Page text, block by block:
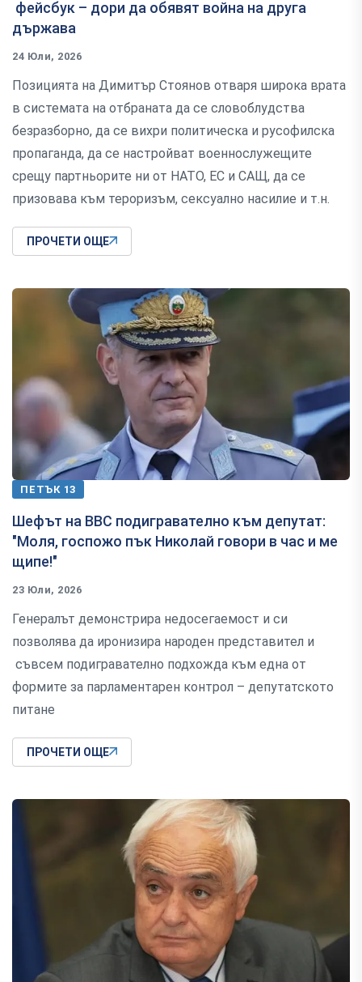
фейсбук – дори да обявят война на друга
държава
24 Юли, 2026
Позицията на Димитър Стоянов отваря широка врата
в системата на отбраната да се словоблудства
безразборно, да се вихри политическа и русофилска
пропаганда, да се настройват военнослужещите
срещу партньорите ни от НАТО, ЕС и САЩ, да се
призовава към тероризъм, сексуално насилие и т.н.
ПРОЧЕТИ ОЩЕ
ПЕТЪК 13
Шефът на ВВС подигравателно към депутат:
"Моля, госпожо пък Николай говори в час и ме
щипе!"
23 Юли, 2026
Генералът демонстрира недосегаемост и си
позволява да иронизира народен представител и
съвсем подигравателно подхожда към една от
формите за парламентарен контрол – депутатското
питане
ПРОЧЕТИ ОЩЕ